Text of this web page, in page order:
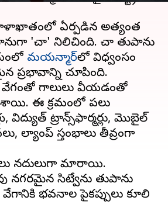
ఏర్పడిన అత్యంత
'మోచా' నిలిచింది. మోచా తుపాను
మయన్మార్‌లో విధ్వంసం
ప్రభావాన్ని చూపింది.
వేగంతో గాలులు వీయడంతో
ఈ క్రమంలో పలు
విద్యుత్ ట్రాన్స్‌ఫార్మర్లు, మొబైల్
ల్యాంప్ స్తంభాలు తీవ్రంగా
నదులుగా మారాయి.
నగరమైన సిట్వేను తుపాను
భవనాల పైకప్పులు కూలి